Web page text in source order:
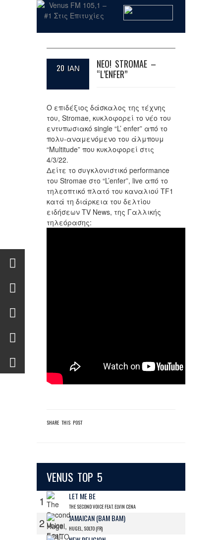
20 ΙΑΝ
NEO! STROMAE –
“L’ENFER”
Ο επιδέξιος δάσκαλος της τέχνης
του, Stromae, κυκλοφορεί το νέο του
εντυπωσιακό single “L’ enfer” από το
πολυ-αναμενόμενο του άλμπουμ
“Multitude” που κυκλοφορεί στις
4/3/22.
Δείτε το συγκλονιστικό performance
του Stromae στο “L’enfer”, live από το
τηλεοπτικό πλατό του καναλιού TF1
κατά τη διάρκεια του δελτίου
ειδήσεων TV News, της Γαλλικής
τηλεόρασης:
SHARE THIS POST
VENUS TOP 5
1 LET ME BE
THE SECOND VOICE FEAT. ELVIN CENA
2 JAMAICAN (BAM BAM)
HUGEL, SOLTO (FR)